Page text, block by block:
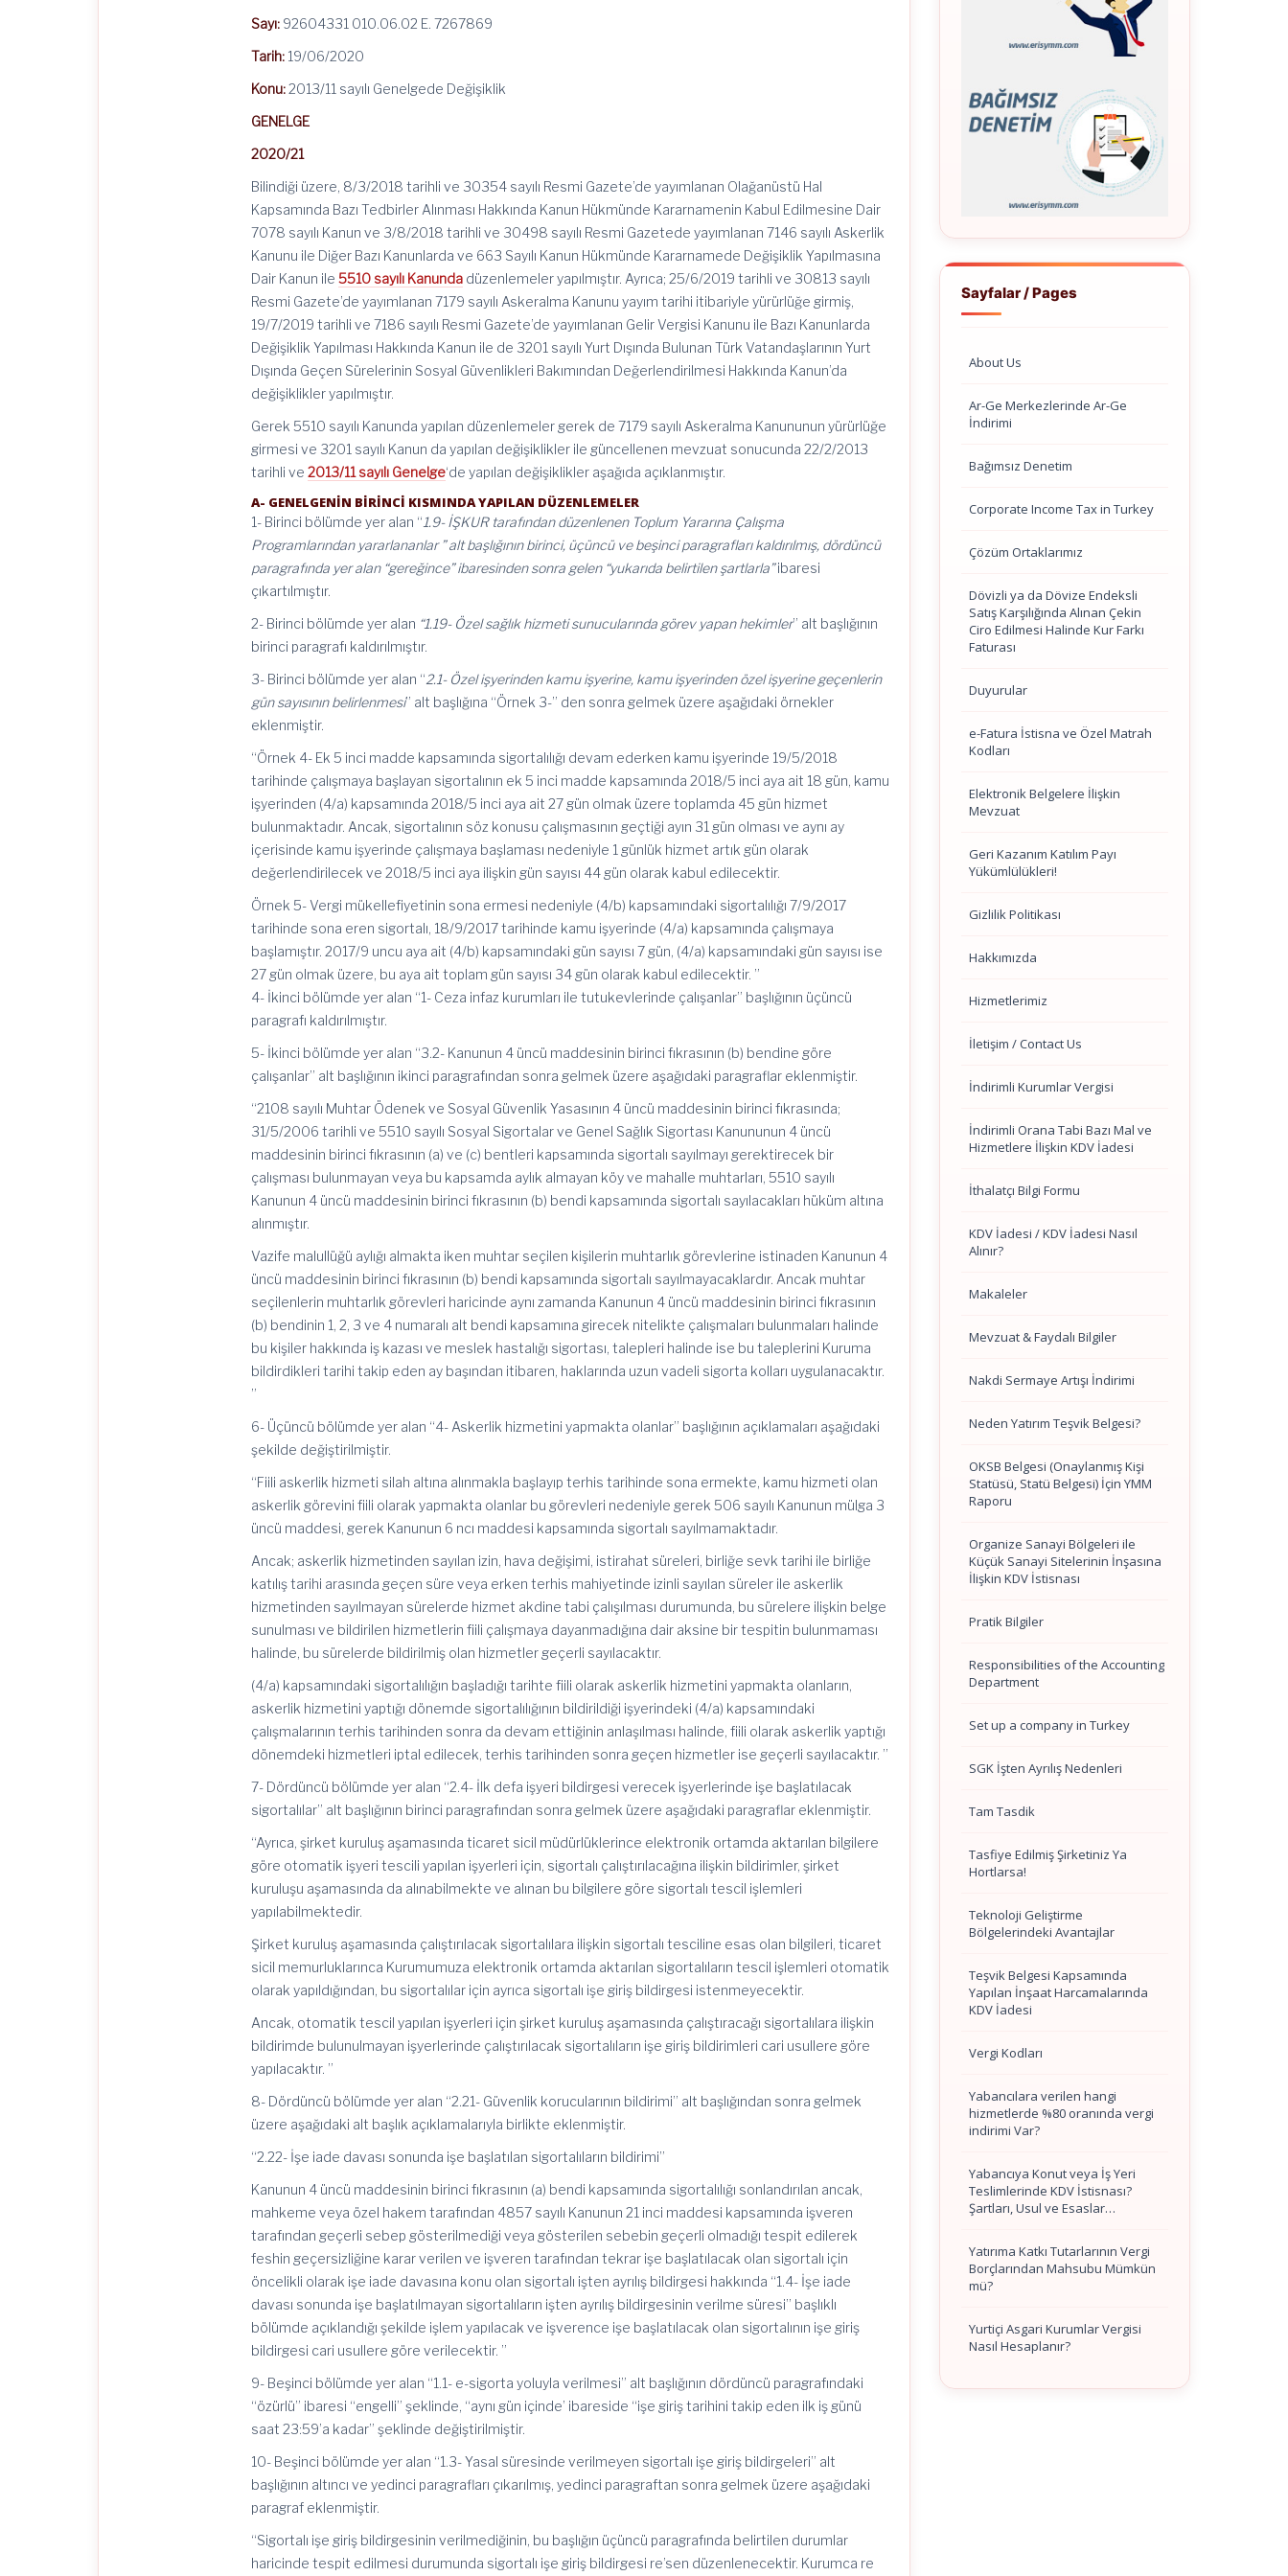
Sayı: 92604331 010.06.02 E. 7267869
Tarih: 19/06/2020
Konu:2013/11 sayılı Genelgede Değişiklik
GENELGE
2020/21
Bilindiği üzere, 8/3/2018 tarihli ve 30354 sayılı Resmi Gazete’de yayımlanan Olağanüstü Hal
Kapsamında Bazı Tedbirler Alınması Hakkında Kanun Hükmünde Kararnamenin Kabul Edilmesine Dair
7078 sayılı Kanun ve 3/8/2018 tarihli ve 30498 sayılı Resmi Gazetede yayımlanan 7146 sayılı Askerlik
Kanunu ile Diğer Bazı Kanunlarda ve 663 Sayılı Kanun Hükmünde Kararnamede Değişiklik Yapılmasına
Dair Kanun ile5510 sayılı Kanunda düzenlemeler yapılmıştır. Ayrıca; 25/6/2019 tarihli ve 30813 sayılı
Resmi Gazete’de yayımlanan 7179 sayılı Askeralma Kanunu yayım tarihi itibariyle yürürlüğe girmiş,
19/7/2019 tarihli ve 7186 sayılı Resmi Gazete’de yayımlanan Gelir Vergisi Kanunu ile Bazı Kanunlarda
Değişiklik Yapılması Hakkında Kanun ile de 3201 sayılı Yurt Dışında Bulunan Türk Vatandaşlarının Yurt
Dışında Geçen Sürelerinin Sosyal Güvenlikleri Bakımından Değerlendirilmesi Hakkında Kanun’da
değişiklikler yapılmıştır.
Gerek 5510 sayılı Kanunda yapılan düzenlemeler gerek de 7179 sayılı Askeralma Kanununun yürürlüğe
girmesi ve 3201 sayılı Kanun da yapılan değişiklikler ile güncellenen mevzuat sonucunda 22/2/2013
tarihli ve2013/11 sayılı Genelge‘de yapılan değişiklikler aşağıda açıklanmıştır.
A- GENELGENİN BİRİNCİ KISMINDA YAPILAN DÜZENLEMELER
1- Birinci bölümde yer alan “ 1.9- İŞKUR tarafından düzenlenen Toplum Yararına Çalışma
Programlarından yararlananlar ” alt başlığının birinci, üçüncü ve beşinci paragrafları kaldırılmış, dördüncü
paragrafında yer alan “gereğince” ibaresinden sonra gelen “yukarıda belirtilen şartlarla”ibaresi
çıkartılmıştır.
2- Birinci bölümde yer alan “1.19- Özel sağlık hizmeti sunucularında görev yapan hekimler” alt başlığının
birinci paragrafı kaldırılmıştır.
3- Birinci bölümde yer alan “2.1- Özel işyerinden kamu işyerine, kamu işyerinden özel işyerine geçenlerin
gün sayısının belirlenmesi” alt başlığına “Örnek 3-” den sonra gelmek üzere aşağıdaki örnekler
eklenmiştir.
“Örnek 4- Ek 5 inci madde kapsamında sigortalılığı devam ederken kamu işyerinde 19/5/2018
tarihinde çalışmaya başlayan sigortalının ek 5 inci madde kapsamında 2018/5 inci aya ait 18 gün, kamu
işyerinden (4/a) kapsamında 2018/5 inci aya ait 27 gün olmak üzere toplamda 45 gün hizmet
bulunmaktadır. Ancak, sigortalının söz konusu çalışmasının geçtiği ayın 31 gün olması ve aynı ay
içerisinde kamu işyerinde çalışmaya başlaması nedeniyle 1 günlük hizmet artık gün olarak
değerlendirilecek ve 2018/5 inci aya ilişkin gün sayısı 44 gün olarak kabul edilecektir.
Örnek 5- Vergi mükellefiyetinin sona ermesi nedeniyle (4/b) kapsamındaki sigortalılığı 7/9/2017
tarihinde sona eren sigortalı, 18/9/2017 tarihinde kamu işyerinde (4/a) kapsamında çalışmaya
başlamıştır. 2017/9 uncu aya ait (4/b) kapsamındaki gün sayısı 7 gün, (4/a) kapsamındaki gün sayısı ise
27 gün olmak üzere, bu aya ait toplam gün sayısı 34 gün olarak kabul edilecektir. ”
4- İkinci bölümde yer alan “1- Ceza infaz kurumları ile tutukevlerinde çalışanlar” başlığının üçüncü
paragrafı kaldırılmıştır.
5- İkinci bölümde yer alan “3.2- Kanunun 4 üncü maddesinin birinci fıkrasının (b) bendine göre
çalışanlar” alt başlığının ikinci paragrafından sonra gelmek üzere aşağıdaki paragraflar eklenmiştir.
“2108 sayılı Muhtar Ödenek ve Sosyal Güvenlik Yasasının 4 üncü maddesinin birinci fıkrasında;
31/5/2006 tarihli ve 5510 sayılı Sosyal Sigortalar ve Genel Sağlık Sigortası Kanununun 4 üncü
maddesinin birinci fıkrasının (a) ve (c) bentleri kapsamında sigortalı sayılmayı gerektirecek bir
çalışması bulunmayan veya bu kapsamda aylık almayan köy ve mahalle muhtarları, 5510 sayılı
Kanunun 4 üncü maddesinin birinci fıkrasının (b) bendi kapsamında sigortalı sayılacakları hüküm altına
alınmıştır.
Vazife malullüğü aylığı almakta iken muhtar seçilen kişilerin muhtarlık görevlerine istinaden Kanunun 4
üncü maddesinin birinci fıkrasının (b) bendi kapsamında sigortalı sayılmayacaklardır. Ancak muhtar
seçilenlerin muhtarlık görevleri haricinde aynı zamanda Kanunun 4 üncü maddesinin birinci fıkrasının
(b) bendinin 1, 2, 3 ve 4 numaralı alt bendi kapsamına girecek nitelikte çalışmaları bulunmaları halinde
bu kişiler hakkında iş kazası ve meslek hastalığı sigortası, talepleri halinde ise bu taleplerini Kuruma
bildirdikleri tarihi takip eden ay başından itibaren, haklarında uzun vadeli sigorta kolları uygulanacaktır.
”
6- Üçüncü bölümde yer alan “4- Askerlik hizmetini yapmakta olanlar” başlığının açıklamaları aşağıdaki
şekilde değiştirilmiştir.
“Fiili askerlik hizmeti silah altına alınmakla başlayıp terhis tarihinde sona ermekte, kamu hizmeti olan
askerlik görevini fiili olarak yapmakta olanlar bu görevleri nedeniyle gerek 506 sayılı Kanunun mülga 3
üncü maddesi, gerek Kanunun 6 ncı maddesi kapsamında sigortalı sayılmamaktadır.
Ancak; askerlik hizmetinden sayılan izin, hava değişimi, istirahat süreleri, birliğe sevk tarihi ile birliğe
katılış tarihi arasında geçen süre veya erken terhis mahiyetinde izinli sayılan süreler ile askerlik
hizmetinden sayılmayan sürelerde hizmet akdine tabi çalışılması durumunda, bu sürelere ilişkin belge
sunulması ve bildirilen hizmetlerin fiili çalışmaya dayanmadığına dair aksine bir tespitin bulunmaması
halinde, bu sürelerde bildirilmiş olan hizmetler geçerli sayılacaktır.
(4/a) kapsamındaki sigortalılığın başladığı tarihte fiili olarak askerlik hizmetini yapmakta olanların,
askerlik hizmetini yaptığı dönemde sigortalılığının bildirildiği işyerindeki (4/a) kapsamındaki
çalışmalarının terhis tarihinden sonra da devam ettiğinin anlaşılması halinde, fiili olarak askerlik yaptığı
dönemdeki hizmetleri iptal edilecek, terhis tarihinden sonra geçen hizmetler ise geçerli sayılacaktır. ”
7- Dördüncü bölümde yer alan “2.4- İlk defa işyeri bildirgesi verecek işyerlerinde işe başlatılacak
sigortalılar” alt başlığının birinci paragrafından sonra gelmek üzere aşağıdaki paragraflar eklenmiştir.
“Ayrıca, şirket kuruluş aşamasında ticaret sicil müdürlüklerince elektronik ortamda aktarılan bilgilere
göre otomatik işyeri tescili yapılan işyerleri için, sigortalı çalıştırılacağına ilişkin bildirimler, şirket
kuruluşu aşamasında da alınabilmekte ve alınan bu bilgilere göre sigortalı tescil işlemleri
yapılabilmektedir.
Şirket kuruluş aşamasında çalıştırılacak sigortalılara ilişkin sigortalı tesciline esas olan bilgileri, ticaret
sicil memurluklarınca Kurumumuza elektronik ortamda aktarılan sigortalıların tescil işlemleri otomatik
olarak yapıldığından, bu sigortalılar için ayrıca sigortalı işe giriş bildirgesi istenmeyecektir.
Ancak, otomatik tescil yapılan işyerleri için şirket kuruluş aşamasında çalıştıracağı sigortalılara ilişkin
bildirimde bulunulmayan işyerlerinde çalıştırılacak sigortalıların işe giriş bildirimleri cari usullere göre
yapılacaktır. ”
8- Dördüncü bölümde yer alan “2.21- Güvenlik korucularının bildirimi” alt başlığından sonra gelmek
üzere aşağıdaki alt başlık açıklamalarıyla birlikte eklenmiştir.
“2.22- İşe iade davası sonunda işe başlatılan sigortalıların bildirimi”
Kanunun 4 üncü maddesinin birinci fıkrasının (a) bendi kapsamında sigortalılığı sonlandırılan ancak,
mahkeme veya özel hakem tarafından 4857 sayılı Kanunun 21 inci maddesi kapsamında işveren
tarafından geçerli sebep gösterilmediği veya gösterilen sebebin geçerli olmadığı tespit edilerek
feshin geçersizliğine karar verilen ve işveren tarafından tekrar işe başlatılacak olan sigortalı için
öncelikli olarak işe iade davasına konu olan sigortalı işten ayrılış bildirgesi hakkında “1.4- İşe iade
davası sonunda işe başlatılmayan sigortalıların işten ayrılış bildirgesinin verilme süresi” başlıklı
bölümde açıklandığı şekilde işlem yapılacak ve işverence işe başlatılacak olan sigortalının işe giriş
bildirgesi cari usullere göre verilecektir. ”
9- Beşinci bölümde yer alan “1.1- e-sigorta yoluyla verilmesi” alt başlığının dördüncü paragrafındaki
“özürlü” ibaresi “engelli” şeklinde, “aynı gün içinde’ ibareside “işe giriş tarihini takip eden ilk iş günü
saat 23:59’a kadar” şeklinde değiştirilmiştir.
10- Beşinci bölümde yer alan “1.3- Yasal süresinde verilmeyen sigortalı işe giriş bildirgeleri” alt
başlığının altıncı ve yedinci paragrafları çıkarılmış, yedinci paragraftan sonra gelmek üzere aşağıdaki
paragraf eklenmiştir.
“Sigortalı işe giriş bildirgesinin verilmediğinin, bu başlığın üçüncü paragrafında belirtilen durumlar
haricinde tespit edilmesi durumunda sigortalı işe giriş bildirgesi re’sen düzenlenecektir. Kurumca re
Sayfalar / Pages
About Us
Ar-Ge Merkezlerinde Ar-Ge
İndirimi
Bağımsız Denetim
Corporate Income Tax in Turkey
Çözüm Ortaklarımız
Dövizli ya da Dövize Endeksli
Satış Karşılığında Alınan Çekin
Ciro Edilmesi Halinde Kur Farkı
Faturası
Duyurular
e-Fatura İstisna ve Özel Matrah
Kodları
Elektronik Belgelere İlişkin
Mevzuat
Geri Kazanım Katılım Payı
Yükümlülükleri!
Gizlilik Politikası
Hakkımızda
Hizmetlerimiz
İletişim / Contact Us
İndirimli Kurumlar Vergisi
İndirimli Orana Tabi Bazı Mal ve
Hizmetlere İlişkin KDV İadesi
İthalatçı Bilgi Formu
KDV İadesi / KDV İadesi Nasıl
Alınır?
Makaleler
Mevzuat & Faydalı Bilgiler
Nakdi Sermaye Artışı İndirimi
Neden Yatırım Teşvik Belgesi?
OKSB Belgesi (Onaylanmış Kişi
Statüsü, Statü Belgesi) İçin YMM
Raporu
Organize Sanayi Bölgeleri ile
Küçük Sanayi Sitelerinin İnşasına
İlişkin KDV İstisnası
Pratik Bilgiler
Responsibilities of the Accounting
Department
Set up a company in Turkey
SGK İşten Ayrılış Nedenleri
Tam Tasdik
Tasfiye Edilmiş Şirketiniz Ya
Hortlarsa!
Teknoloji Geliştirme
Bölgelerindeki Avantajlar
Teşvik Belgesi Kapsamında
Yapılan İnşaat Harcamalarında
KDV İadesi
Vergi Kodları
Yabancılara verilen hangi
hizmetlerde %80 oranında vergi
indirimi Var?
Yabancıya Konut veya İş Yeri
Teslimlerinde KDV İstisnası?
Şartları, Usul ve Esaslar…
Yatırıma Katkı Tutarlarının Vergi
Borçlarından Mahsubu Mümkün
mü?
Yurtiçi Asgari Kurumlar Vergisi
Nasıl Hesaplanır?